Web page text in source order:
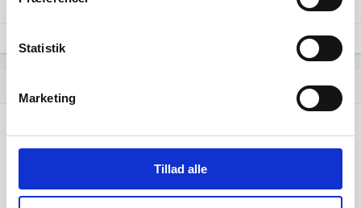
Statistik
Marketing
Tillad alle